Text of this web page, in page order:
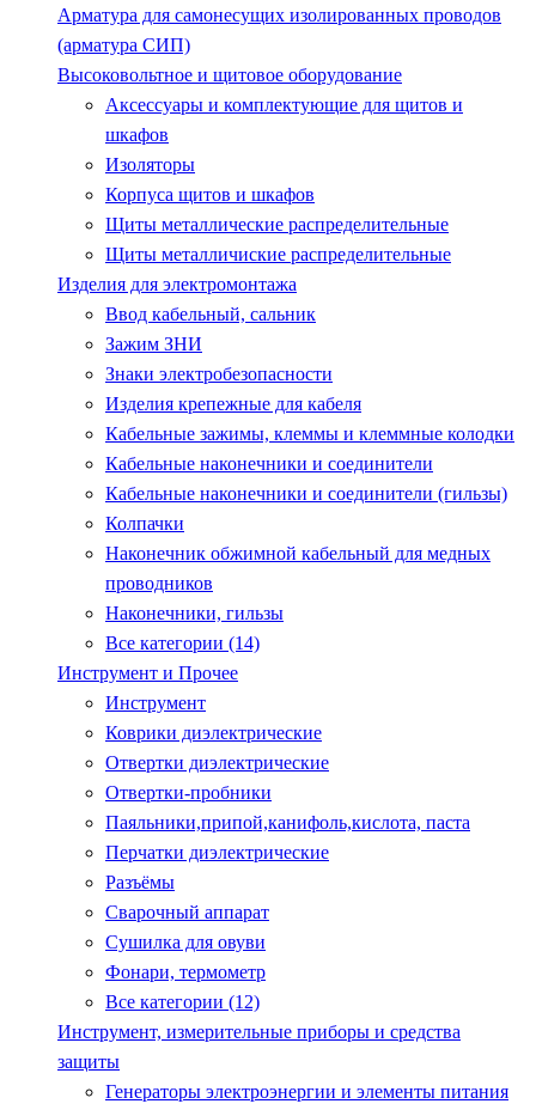
Арматура для самонесущих изолированных проводов
(арматура СИП)
Высоковольтное и щитовое оборудование
Аксессуары и комплектующие для щитов и
шкафов
Изоляторы
Корпуса щитов и шкафов
Щиты металлические распределительные
Щиты металличиские распределительные
Изделия для электромонтажа
Ввод кабельный, сальник
Зажим ЗНИ
Знаки электробезопасности
Изделия крепежные для кабеля
Кабельные зажимы, клеммы и клеммные колодки
Кабельные наконечники и соединители
Кабельные наконечники и соединители (гильзы)
Колпачки
Наконечник обжимной кабельный для медных
проводников
Наконечники, гильзы
Все категории (14)
Инструмент и Прочее
Инструмент
Коврики диэлектрические
Отвертки диэлектрические
Отвертки-пробники
Паяльники,припой,канифоль,кислота, паста
Перчатки диэлектрические
Разъёмы
Сварочный аппарат
Сушилка для овуви
Фонари, термометр
Все категории (12)
Инструмент, измерительные приборы и средства
защиты
Генераторы электроэнергии и элементы питания